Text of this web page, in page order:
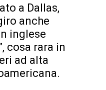
a Dallas,
anche
inglese
cosa rara in
ad alta